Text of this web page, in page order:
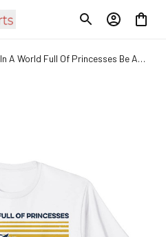
In A World Full Of Princesses Be A